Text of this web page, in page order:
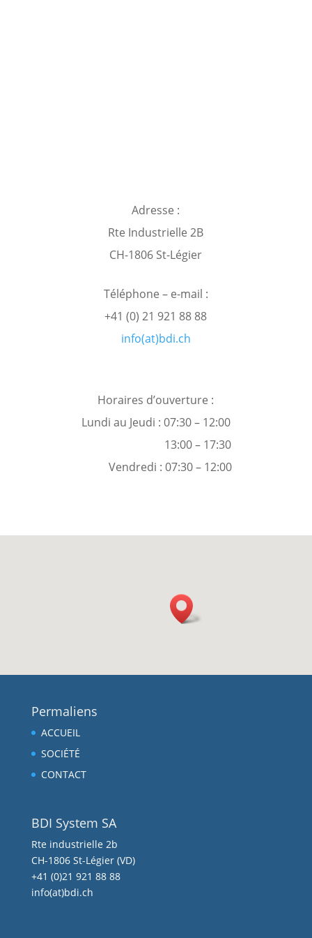
Adresse :
Rte Industrielle 2B
CH-1806 St-Légier
Téléphone – e-mail :
+41 (0) 21 921 88 88
info(at)bdi.ch
Horaires d’ouverture :
Lundi au Jeudi : 07:30 – 12:00
13:00 – 17:30
Vendredi : 07:30 – 12:00
Permaliens
ACCUEIL
SOCIÉTÉ
CONTACT
BDI System SA
Rte industrielle 2b
CH-1806 St-Légier (VD)
+41 (0)21 921 88 88
info(at)bdi.ch